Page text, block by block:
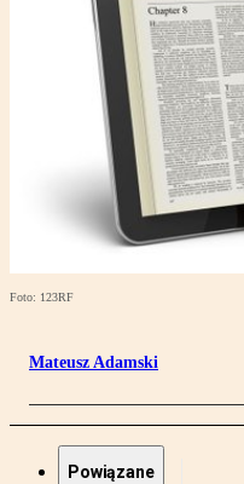
Foto: 123RF
Mateusz Adamski
Powiązane